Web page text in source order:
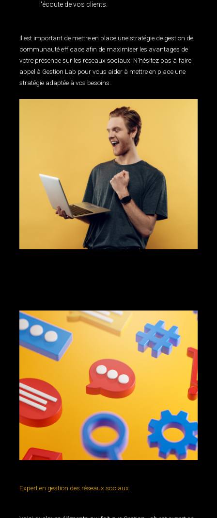
l'écoute de vos clients.
Il est important de mettre en place une stratégie de gestion de
communauté efficace afin de maximiser les avantages de
votre présence sur les réseaux sociaux. N'hésitez pas à faire
appel à Gestion Lab pour vous aider à mettre en place une
stratégie adaptée à vos besoins.
Expert en gestion des réseaux sociaux